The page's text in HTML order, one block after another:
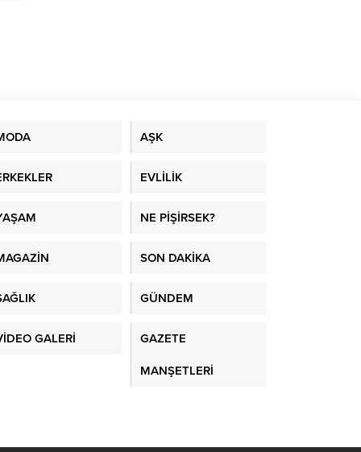
AŞK
EVLİLİK
NE PİŞİRSEK?
SON DAKİKA
GÜNDEM
GALERİ GAZETE
MANŞETLERİ